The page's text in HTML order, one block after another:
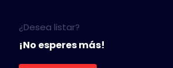
¿Desea listar?
¡No esperes más!